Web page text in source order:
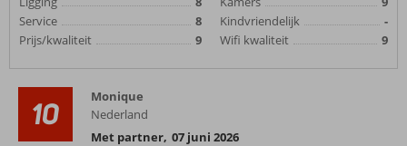
Service
8
Prijs/kwaliteit
9
Kindvriendelijk
-
Wifi kwaliteit
9
10
Monique
Nederland
Met partner, 07 juni 2026